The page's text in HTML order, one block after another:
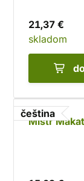
21,37 €
skladom
čeština
Mistr